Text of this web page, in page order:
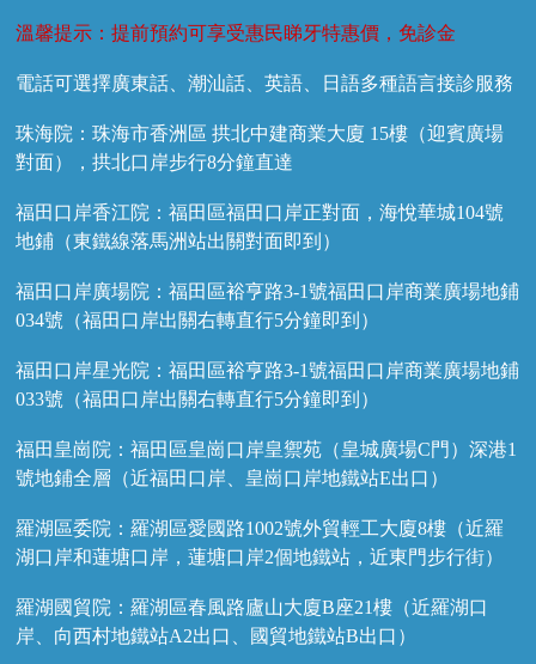
溫馨提示：提前預約可享受惠民睇牙特惠價，免診金
電話可選擇廣東話、潮汕話、英語、日語多種語言接診服務
珠海院：珠海市香洲區 拱北中建商業大廈 15樓（迎賓廣場
對面），拱北口岸步行8分鐘直達
福田口岸香江院：福田區福田口岸正對面，海悅華城104號
地鋪（東鐵線落馬洲站出關對面即到）
福田口岸廣場院：福田區裕亨路3-1號福田口岸商業廣場地鋪
034號（福田口岸出關右轉直行5分鐘即到）
福田口岸星光院：福田區裕亨路3-1號福田口岸商業廣場地鋪
033號（福田口岸出關右轉直行5分鐘即到）
福田皇崗院：福田區皇崗口岸皇禦苑（皇城廣場C門）深港1
號地鋪全層（近福田口岸、皇崗口岸地鐵站E出口）
羅湖區委院：羅湖區愛國路1002號外貿輕工大廈8樓（近羅
湖口岸和蓮塘口岸，蓮塘口岸2個地鐵站，近東門步行街）
羅湖國貿院：羅湖區春風路廬山大廈B座21樓（近羅湖口
岸、向西村地鐵站A2出口、國貿地鐵站B出口）